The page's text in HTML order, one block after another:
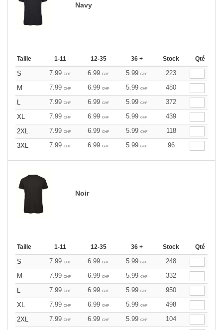
Navy
Taille 1-11 12-35 36 + Stock Qté
S 7.99 CHF 6.99 CHF 5.99 CHF
223
M
7.99 CHF 6.99 CHF 5.99 CHF
480
L
7.99 CHF 6.99 CHF 5.99 CHF
372
XL
7.99 CHF 6.99 CHF 5.99 CHF
439
2XL
7.99 CHF 6.99 CHF 5.99 CHF
118
3XL
7.99 CHF 6.99 CHF 5.99 CHF 96
Noir
Taille 1-11 12-35 36 + Stock Qté
S 7.99 CHF 6.99 CHF 5.99 CHF
248
M
7.99 CHF 6.99 CHF 5.99 CHF
332
L
7.99 CHF 6.99 CHF 5.99 CHF
950
XL
7.99 CHF 6.99 CHF 5.99 CHF
498
2XL
7.99 CHF 6.99 CHF 5.99 CHF
104